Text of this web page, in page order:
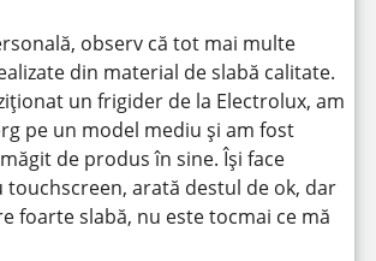
observ că tot mai multe
din material de slabă calitate.
un frigider de la Electrolux, am
pe un model mediu și am fost
de produs în sine. Își face
touchscreen, arată destul de ok, dar
foarte slabă, nu este tocmai ce mă